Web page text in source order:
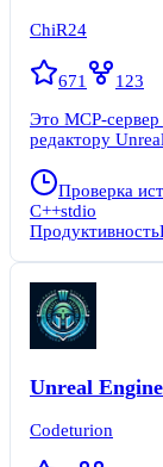
ChiR24
671
123
Это MCP-
редактору
рутинные
нативным
автоматизации. Решение подходит для гейм-дизайнеров,
технических
управляете
настраиваете
движка без
Проверка
C++stdio
Продуктивность
Unreal
Codeturion